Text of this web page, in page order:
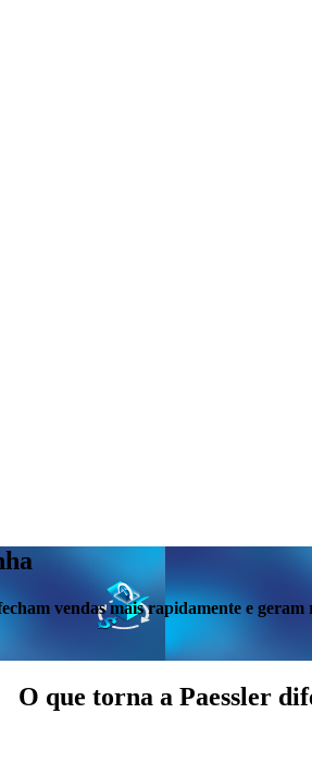
vendas mais rapidamente e
O que torna a Paessler